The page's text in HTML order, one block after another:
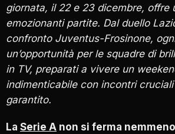
giornata, il 22 e 23 dicembre, offre
emozionanti partite. Dal duello
confronto Juventus-Frosinone,
un’opportunità per le squadre di
in TV, preparati a vivere un
indimenticabile con incontri
garantito.
La Serie A non si ferma